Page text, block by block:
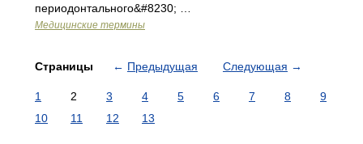
периодонтального&#8230; …
Медицинские термины
Страницы ← Предыдущая Следующая →
1 2 3 4 5 6 7 8
9
10
11 12 13